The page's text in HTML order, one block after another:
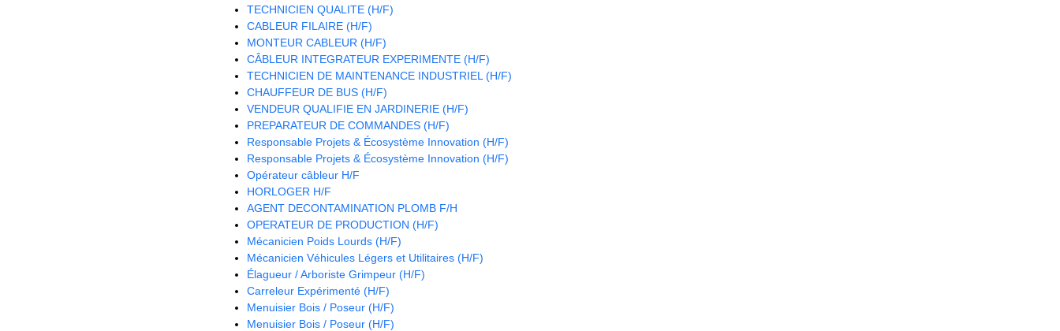
TECHNICIEN QUALITE (H/F)
CABLEUR FILAIRE (H/F)
MONTEUR CABLEUR (H/F)
CÂBLEUR INTEGRATEUR EXPERIMENTE (H/F)
TECHNICIEN DE MAINTENANCE INDUSTRIEL (H/F)
CHAUFFEUR DE BUS (H/F)
VENDEUR QUALIFIE EN JARDINERIE (H/F)
PREPARATEUR DE COMMANDES (H/F)
Responsable Projets & Écosystème Innovation (H/F)
Responsable Projets & Écosystème Innovation (H/F)
Opérateur câbleur H/F
HORLOGER H/F
AGENT DECONTAMINATION PLOMB F/H
OPERATEUR DE PRODUCTION (H/F)
Mécanicien Poids Lourds (H/F)
Mécanicien Véhicules Légers et Utilitaires (H/F)
Élagueur / Arboriste Grimpeur (H/F)
Carreleur Expérimenté (H/F)
Menuisier Bois / Poseur (H/F)
Menuisier Bois / Poseur (H/F)